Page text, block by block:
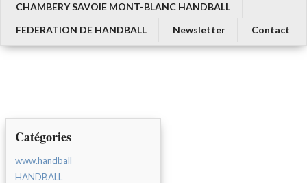
CHAMBERY SAVOIE MONT-BLANC HANDBALL
FEDERATION DE HANDBALL
Newsletter Contact
Catégories
www.handball
HANDBALL